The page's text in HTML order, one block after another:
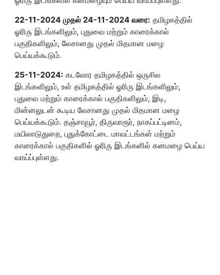
22-11-2024 முதல் 24-11-2024 வரை: தமிழகத்தில்
ஓரிரு இடங்களிலும், புதுவை மற்றும் காரைக்கால்
பகுதிகளிலும், லேசானது முதல் மிதமான மழை
பெய்யக்கூடும்.
25-11-2024: கடலோர தமிழகத்தில் ஒருசில
இடங்களிலும், உள் தமிழகத்தில் ஓரிரு இடங்களிலும்,
புதுவை மற்றும் காரைக்கால் பகுதிகளிலும், இடி,
மின்னலுடன் கூடிய லேசானது முதல் மிதமான மழை
பெய்யக்கூடும். தஞ்சாவூர், திருவாரூர், நாகப்பட்டினம்,
மயிலாடுதுறை, புதுக்கோட்டை மாவட்டங்கள் மற்றும்
காரைக்கால் பகுதிகளில் ஓரிரு இடங்களில் கனமழை பெய்ய
வாய்ப்புள்ளது.